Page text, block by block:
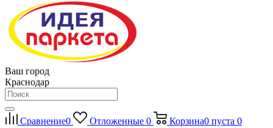
Ваш город
Краснодар
Сравнение0 Отложенные 0 Корзина0 пуста 0